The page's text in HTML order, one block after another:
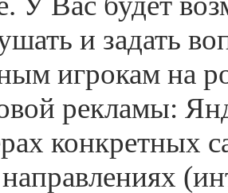
и задать
игрокам на
рекламы:
конкретных